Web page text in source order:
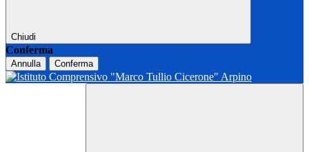
Chiudi
Conferma
Annulla Conferma